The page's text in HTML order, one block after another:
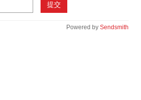
提交
Powered by Sendsmith